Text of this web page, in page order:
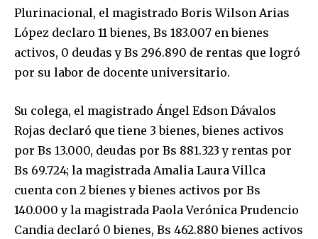
Join our community of
SUBSCRIBERS and be part of the
conversation.
To subscribe, simply enter your email address on our website
or click the subscribe button below. Don't worry, we respect
your privacy and won't spam your inbox. Your information is
Plurinacional, el magistrado Boris Wilson Arias
López declaro 11 bienes, Bs 183.007 en bienes
activos, 0 deudas y Bs 296.890 de rentas que logró
por su labor de docente universitario.
Su colega, el magistrado Ángel Edson Dávalos
Rojas declaró que tiene 3 bienes, bienes activos
por Bs 13.000, deudas por Bs 881.323 y rentas por
Bs 69.724; la magistrada Amalia Laura Villca
cuenta con 2 bienes y bienes activos por Bs
140.000 y la magistrada Paola Verónica Prudencio
Candia declaró 0 bienes, Bs 462.880 bienes activos